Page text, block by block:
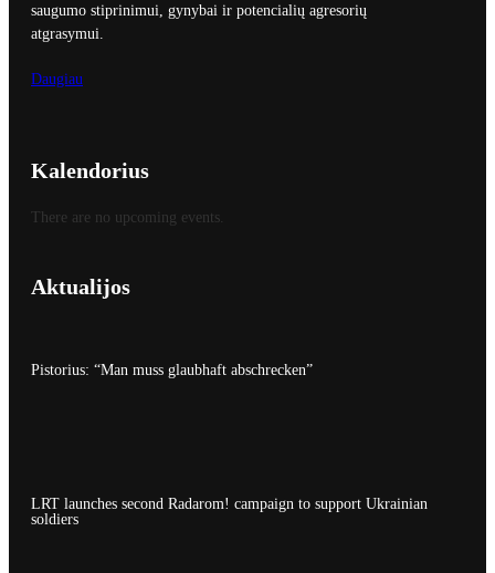
saugumo stiprinimui, gynybai ir potencialių agresorių
atgrasymui.
Daugiau
Kalendorius
There are no upcoming events.
Aktualijos
Pistorius: “Man muss glaubhaft abschrecken”
LRT launches second Radarom! campaign to support Ukrainian
soldiers